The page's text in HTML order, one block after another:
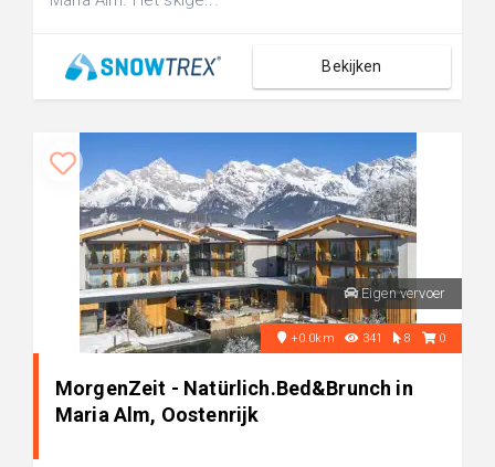
Bekijken
Eigen vervoer
+0.0km 341 8 0
MorgenZeit - Natürlich.Bed&Brunch in
Maria Alm, Oostenrijk